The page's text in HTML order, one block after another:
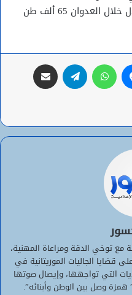
وسيارات إسعاف. كما ألقى الاحتلال خلال العدوان 65 ألف طن
ماسنجر واتساب تيلقرام
مع توخي الدقة ومراعاة المهنية،
قضايا الجاليات الموريتانية في
التي تواجهها، وإيصال صوتها
همزة وصل بين الوطن وأبنائه”.